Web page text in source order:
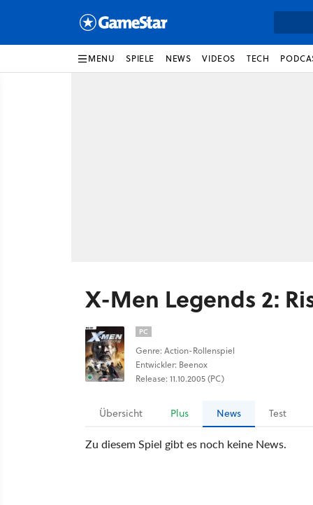
MENU SPIELE NEWS VIDEOS TECH
X-Men Legends 2:
PC
Genre: Action-Rollenspiel
Entwickler: Beenox
Release: 11.10.2005 (PC)
Übersicht Plus News Test
Zu diesem Spiel gibt es noch keine News.